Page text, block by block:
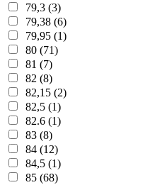
79,3 (3)
79,38 (6)
79,95 (1)
80 (71)
81 (7)
82 (8)
82,15 (2)
82,5 (1)
82.6 (1)
83 (8)
84 (12)
84,5 (1)
85 (68)